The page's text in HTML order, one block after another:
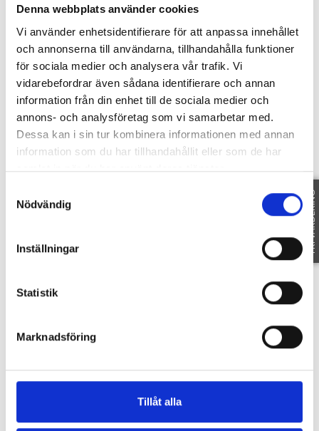
Denna webbplats använder cookies
Vi använder enhetsidentifierare för att anpassa innehållet
och annonserna till användarna, tillhandahålla funktioner
för sociala medier och analysera vår trafik. Vi
vidarebefordrar även sådana identifierare och annan
information från din enhet till de sociala medier och
annons- och analysföretag som vi samarbetar med.
Dessa kan i sin tur kombinera informationen med annan
information som du har tillhandahållit eller som de har
samlat in när du har använt deras tjänster.
Nödvändig
Inställningar
Statistik
Marknadsföring
Tillåt alla
Ni når fastigheten med ca 20 minuters bilfärd från
centrala Linköping och med bara 15 minuter från
Mjärdevi, för barnen finns skola och barnomsorg
ligger Skeda/Slaka skola närmast, som är en F-6-
skola med skolbarnomsorg.
Område
Fakta
Dokument
BESLUT-BESLUT_FÖRHANDSBESKED
FRI VÄRDERING